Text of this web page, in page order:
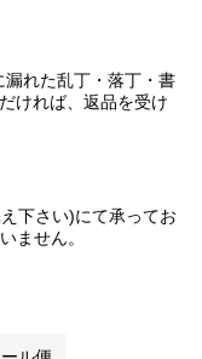
れた乱丁・落丁・書
ければ、返品を受け
下さい)にて承ってお
ません。